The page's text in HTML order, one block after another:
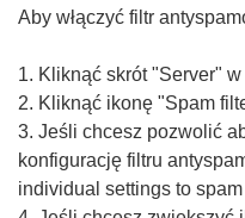
Aby włączyć filtr
1. Kliknąć skrót "Server"
2. Kliknąć ikonę "Spam
3. Jeśli chcesz pozwolić
konfigurację filtru
individual settings to